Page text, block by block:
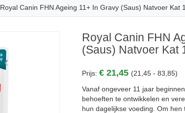
Royal Canin FHN Ageing 11+ In Gravy (saus) Natvoer Kat
Royal Canin FHN
(saus) Natvoer Kat
Prijs:€ 21,45 (21,45 - 83,85)
Vanaf ongeveer 11 jaar
behoeften te ontwikkelen en
hun dagelijkse voeding. Om